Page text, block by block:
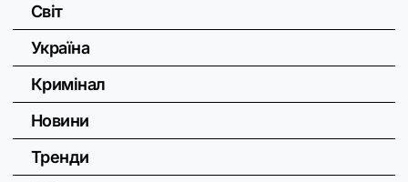
Світ
Україна
Кримінал
Новини
Тренди